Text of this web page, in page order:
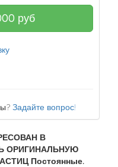
руб
Задайте вопрос!
В
ОРИГИНАЛЬНУЮ
Постоянные.